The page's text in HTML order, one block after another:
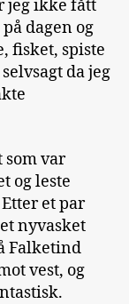
jeg ikke fått
dagen og
fisket, spiste
da jeg
som var
og leste
et par
nyvasket
Falketind
vest, og